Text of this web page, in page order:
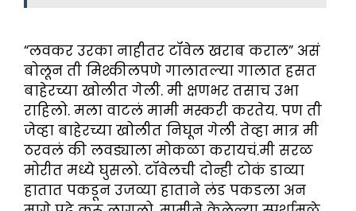
“लवकर उरका नाहीतर टॉवेल खराब कराल” असं
बोलून ती मिश्कीलपणे गालातल्या गालात हसत
बाहेरच्या खोलीत गेली. मी क्षणभर तसाच उभा
राहिलो. मला वाटलं मामी मस्करी करतेय. पण ती
जेव्हा बाहेरच्या खोलीत निघून गेली तेव्हा मात्र मी
ठरवलं की लवड्याला मोकळा करायचं.मी सरळ
मोरीत मध्ये घुसलो. टॉवेलची दोन्ही टोकं डाव्या
हातात पकडून उजव्या हाताने लंड पकडला अन